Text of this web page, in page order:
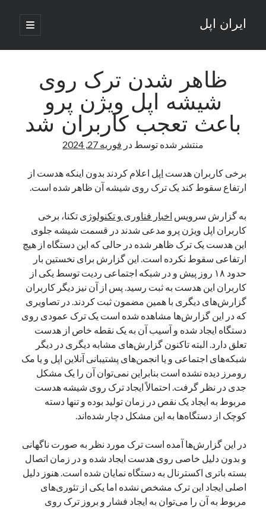
ایران اپل
باز
کردن
اصلی
نوار
کناری
نوشته‌های تازه
راه‌های اتصال موبایل و کامپیوتر به یکدیگر: تجربه‌ای یکپارچه و کاربردی
انتقاد کاربران از اتمام زودهنگام بسته‌های اینترنت ایرانسل همزمان با شرایط
ادعای نت‌بلاکس: قطعی اینترنت ایران بیش از 120 ساعت ادامه یافت؛ اتصال
کشور به حدود یک درصد رسید
قطعی اینترنت در ایران از مرز 48 ساعت گذشت!
گوشی HMD Luma با دوربین 50 مگاپیکسل و نمایشگر 120 هرتز رونمایی شد
آخرین دیدگاه‌ها
یک نویسنده دیدگاه وردپرسدرتعمیرات تخصصی فیس آیدی
بایگانی‌ها
مارس 2026
فوریه 2026
ژانویه 2026
دسامبر 2025
نوامبر 2025
آگوست 2025
ژوئن 2025
می 2025
آوریل 2025
مارس 2025
فوریه 2025
ظاهر شدن ترک روی
شیشه اپل ویژن پرو
باعث تعجب کاربران شد
منتشر شده توسط در فوریه 27, 2024
برخی کاربران هدست اپل اعلام کردند بدون اینکه هدست از
ارتفاع سقوط کند یک ترک روی شیشه آن ظاهر شده است.
به گزارش سرویس اخبار فناوری و تکنولوژی تکنا، برخی
کاربران اپل ویژن پرو مدعی شدند در قسمت شیشه جلوی
این هدست یک ترک ظاهر شده در حالی که این دستگاه از هیچ
ارتفاعی سقوط نکرده است. این گزارش برای نخستین بار
حدود ۱۸ روز پیش و در شبکه اجتماعی ردیت توسط یکی از
کاربران این هدست به ثبت رسید. پس از آن نیز دیگر کاربران
گزارش‌های دیگری با همین مضمون ثبت کردند. در تصاویری
که در این گزارش‌ها مشاهده شده است یک ترک عمودی روی
دستگاه ایجاد شده و آسیب آن به یک نقطه خاص از هدست
تعلق دارد. البته تاکنون گزارش‌های مشابه دیگری در دیگر
شبکه‌های اجتماعی و یا انجمن‌های پشتیبانی آنلاین اپل و یا مک
رومرز دیده نشده است بنابراین نمی‌توان آن را یک مشکل
جدی در نظر گرفت. احتمالاً ایجاد ترک روی شیشه هدست
مربوط به ایجاد یک نقص در زمان تولید بوده و تنها دسته
کوچک از دستگاه‌ها به این مشکل دچار شده‌اند.
در این گزارش‌ها آمده است ترک مورد نظر به صورت ناگهانی
و بدون دلیل خاصی روی هدست ایجاد شده و در زمان اتصال
بسته باتری اکسترنال به دستگاه نمایان شده است. هنوز دلیل
اصلی ایجاد این ترک مشخص نشده اما یکی از تئوری‌های
مربوط به آن را می‌توان به ایجاد فشار و بروز ترک روی